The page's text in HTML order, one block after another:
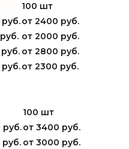
100 шт
руб.от 2400 руб.
от 2000 руб.
от 2800 руб.
руб.от 2300 руб.
100 шт
руб.от 3400 руб.
руб. от 3000 руб.